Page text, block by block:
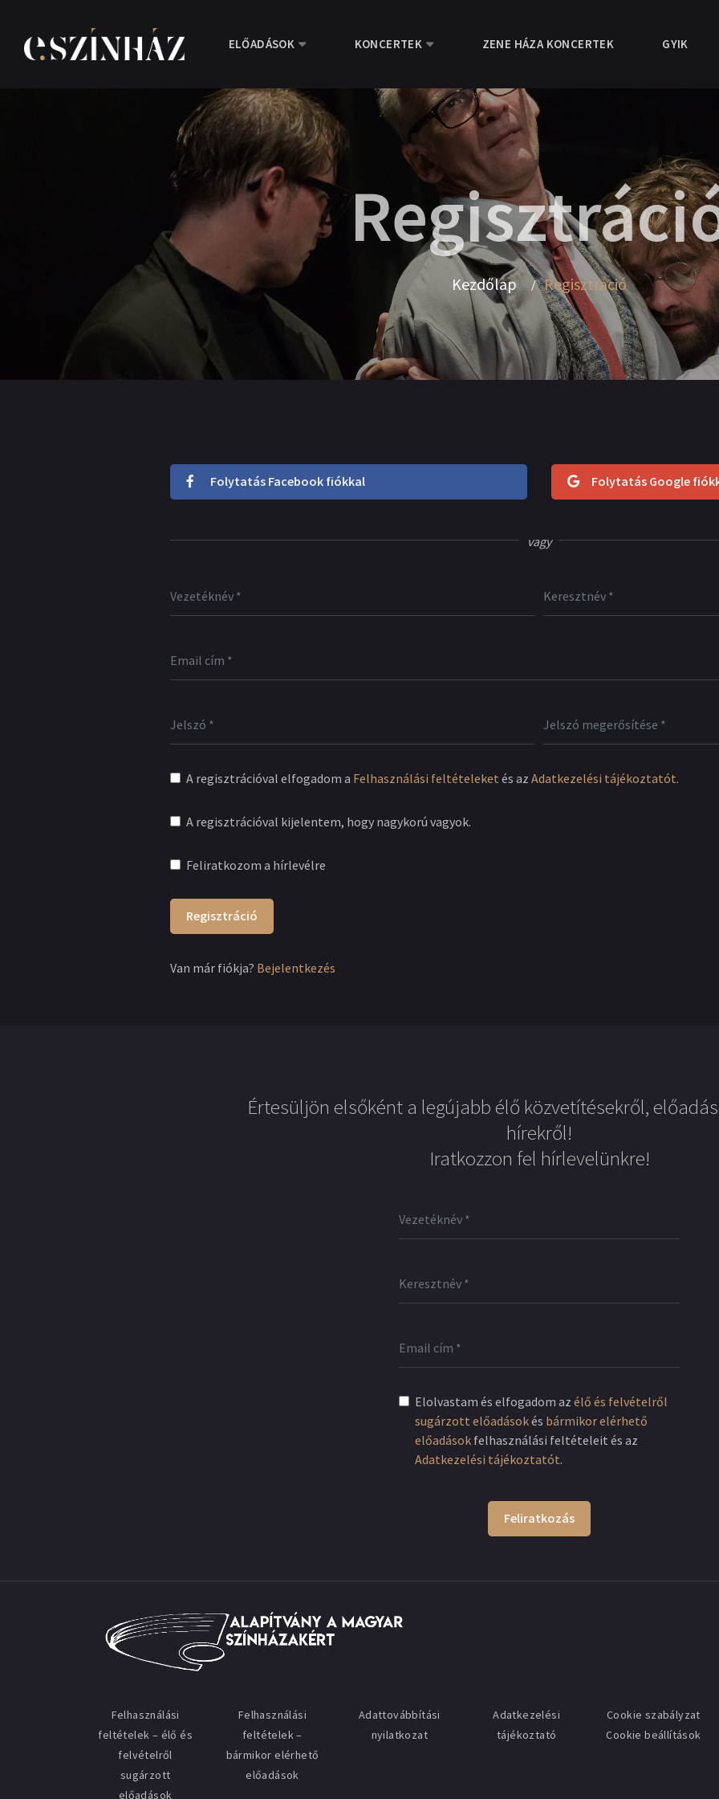
ELŐADÁSOK KONCERTEK ZENE HÁZA KONCERTEK GYIK
Kezdőlap Regisztráció
Folytatás Facebook fiókkal Folytatás Google
vagy
A regisztrációval elfogadom a Felhasználási feltételeket és az Adatkezelési tájékoztatót.
A regisztrációval kijelentem, hogy nagykorú vagyok.
Feliratkozom a hírlevélre
Regisztráció
Van már fiókja? Bejelentkezés
Értesüljön elsőként a legújabb élő közvetítésekről,
hírekről!
Iratkozzon fel hírlevelünkre!
Elolvastam és elfogadom az élő és felvételről
sugárzott előadásokés bármikor elérhető
előadások felhasználási feltételeit és az
Adatkezelési tájékoztatót.
Feliratkozás
Felhasználási
feltételek – élő és
felvételről
sugárzott
előadások
Felhasználási
feltételek –
bármikor elérhető
előadások
Adattovábbítási
nyilatkozat
Adatkezelési
tájékoztató
Cookie szabályzat
Cookie beállítások